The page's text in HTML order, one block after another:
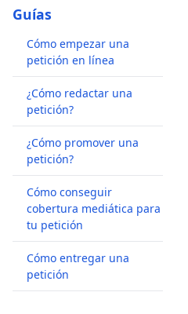
Guías
Cómo empezar una
petición en línea
¿Cómo redactar una
petición?
¿Cómo promover una
petición?
Cómo conseguir
cobertura mediática para
tu petición
Cómo entregar una
petición